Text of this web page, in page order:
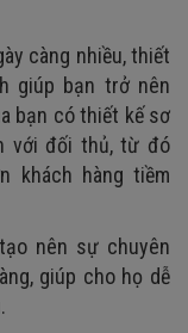
càng nhiều, thiết
giúp bạn trở nên
bạn có thiết kế sơ
với đối thủ, từ đó
khách hàng tiềm
nên sự chuyên
giúp cho họ dễ